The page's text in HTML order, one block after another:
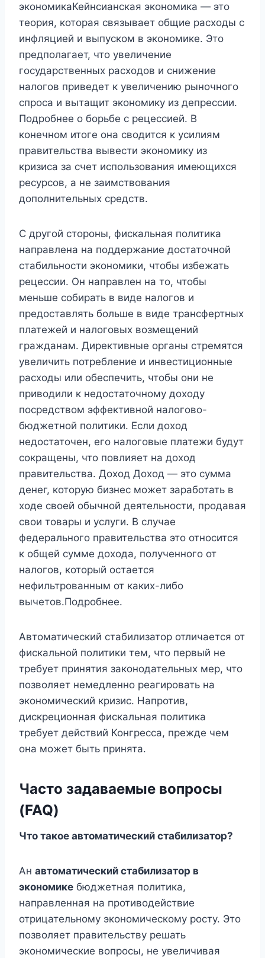
экономикаКейнсианская экономика — это
теория, которая связывает общие расходы с
инфляцией и выпуском в экономике. Это
предполагает, что увеличение
государственных расходов и снижение
налогов приведет к увеличению рыночного
спроса и вытащит экономику из депрессии.
Подробнее о борьбе с рецессией. В
конечном итоге она сводится к усилиям
правительства вывести экономику из
кризиса за счет использования имеющихся
ресурсов, а не заимствования
дополнительных средств.
С другой стороны, фискальная политика
направлена ​​на поддержание достаточной
стабильности экономики, чтобы избежать
рецессии. Он направлен на то, чтобы
меньше собирать в виде налогов и
предоставлять больше в виде трансфертных
платежей и налоговых возмещений
гражданам. Директивные органы стремятся
увеличить потребление и инвестиционные
расходы или обеспечить, чтобы они не
приводили к недостаточному доходу
посредством эффективной налогово-
бюджетной политики. Если доход
недостаточен, его налоговые платежи будут
сокращены, что повлияет на доход
правительства. Доход Доход — это сумма
денег, которую бизнес может заработать в
ходе своей обычной деятельности, продавая
свои товары и услуги. В случае
федерального правительства это относится
к общей сумме дохода, полученного от
налогов, который остается
нефильтрованным от каких-либо
вычетов.Подробнее.
Автоматический стабилизатор отличается от
фискальной политики тем, что первый не
требует принятия законодательных мер, что
позволяет немедленно реагировать на
экономический кризис. Напротив,
дискреционная фискальная политика
требует действий Конгресса, прежде чем
она может быть принята.
Часто задаваемые вопросы
(FAQ)
Что такое автоматический стабилизатор?
Ан автоматический стабилизатор в
экономике бюджетная политика,
направленная на противодействие
отрицательному экономическому росту. Это
позволяет правительству решать
экономические вопросы, не увеличивая